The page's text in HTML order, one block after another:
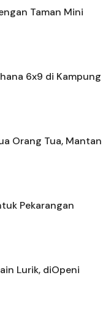
Taman Mini
6x9 di Kampung
Orang Tua, Mantan
Pekarangan
Lurik, diOpeni